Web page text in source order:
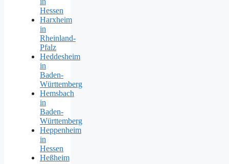
Hessen
Harxheim
in
Rheinland-
Pfalz
Heddesheim
in
Baden-
Württemberg
Hemsbach
in
Baden-
Württemberg
Heppenheim
in
Hessen
Heßheim